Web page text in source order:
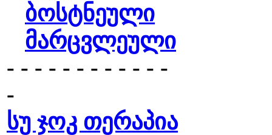
ბოსტნეული
მარცვლეული
- - - - - - - - - - - -
-
სუ ჯოკ თერაპია